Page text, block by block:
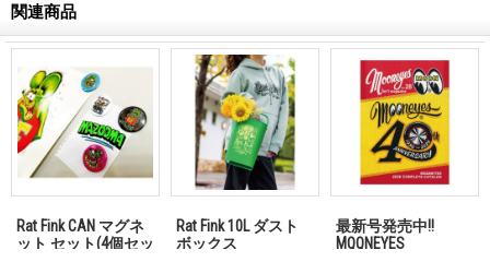
関連商品
Rat Fink CAN マグネ
ット セット(4個セッ
Rat Fink 10L ダスト
ボックス
最新号発売中!!
MQQNEYES